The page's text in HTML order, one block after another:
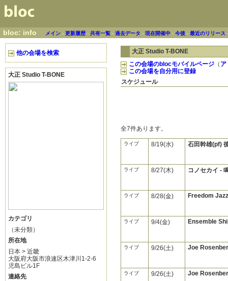
bloc: info メイン -更新履歴 -共有一覧 -過去データ -現在開催中 -今後 -最近のリリース
他の会場を検索
大正 Studio T-BONE
カテゴリ
（未分類）
所在地
日本 > 近畿
大阪府大阪市浪速区木津川1-2-6
児島ビル1F
連絡先
大正 Studio T-BONE
この会場のblocモバイルページ （ ア
この会場を自分用に登録
スケジュール
全7件あります。
ライブ 8/19(水) 石田幹雄(pf)
ライブ 8/27(木) コノセカイ -
ライブ 8/28(金) Freedom
ライブ 9/4(金) Ensemble
ライブ 9/26(土) Joe
ライブ 9/26(土) Joe